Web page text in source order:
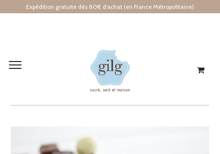
Expédition gratuite dès 80€ d’achat (en France Métropolitaine)
JOYEUX NOËL !